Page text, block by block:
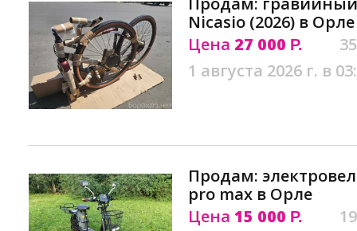
Nicasio (2026) в Орле
Цена 27 000 Р.
1 августа 2026 г. в
Продам:
pro max в Орле
Цена 15 000 Р.